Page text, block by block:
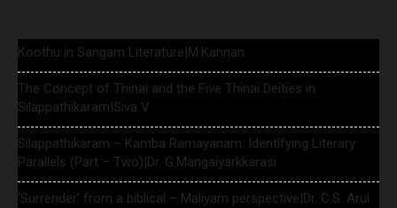
Koothu in Sangam Literature|M.Kannan
The Concept of Thinai and the Five Thinai Deities in
Silappathikaram|Siva V
Silappathikaram – Kamba Ramayanam: Identifying Literary
Parallels (Part – Two)|Dr. G.Mangaiyarkkarasi
‘Surrender’ from a biblical – Maliyam perspective|Dr. C.S. Arul